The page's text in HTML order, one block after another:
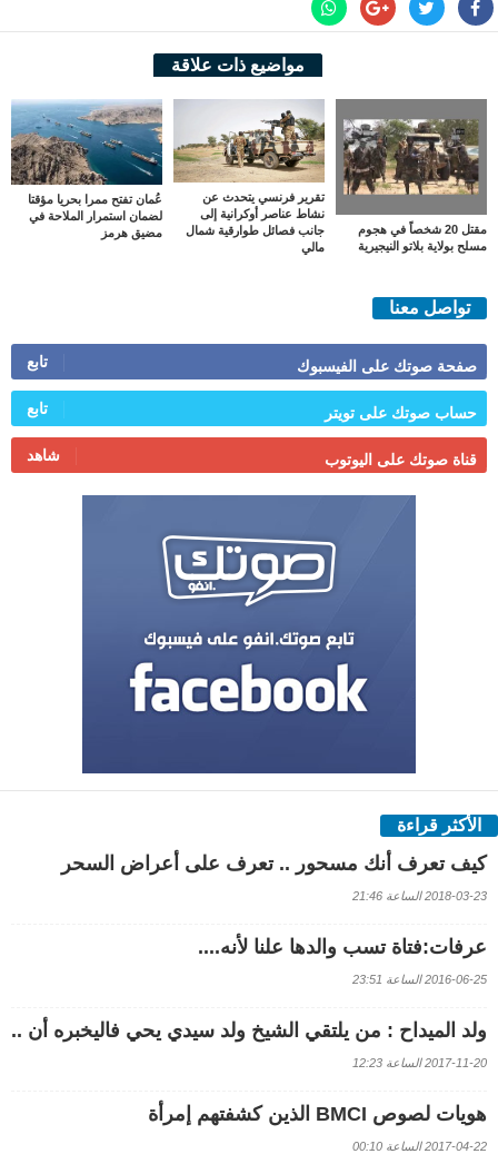
مواضيع ذات علاقة
مقتل 20 شخصاً في هجوم
مسلح بولاية بلاتو النيجيرية
تقرير فرنسي يتحدث عن
نشاط عناصر أوكرانية إلى
جانب فصائل طوارقية شمال
مالي
عُمان تفتح ممرا بحريا مؤقتا
لضمان استمرار الملاحة في
مضيق هرمز
تواصل معنا
صفحة صوتك على الفيسبوك تابع
حساب صوتك على تويتر تابع
قناة صوتك على اليوتوب شاهد
الأكثر قراءة
كيف تعرف أنك مسحور .. تعرف على أعراض السحر
2018-03-23 الساعة 21:46
عرفات:فتاة تسب والدها علنا لأنه....
2016-06-25 الساعة 23:51
ولد الميداح : من يلتقي الشيخ ولد سيدي يحي فاليخبره أن ..
2017-11-20 الساعة 12:23
هويات لصوص BMCI الذين كشفتهم إمرأة
2017-04-22 الساعة 00:10